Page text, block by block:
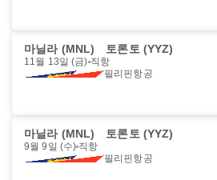
마닐라 (MNL) 토론토 (YYZ)
11월 13일 (금) 직항
필리핀항공
마닐라 (MNL) 토론토 (YYZ)
9월 9일 (수) 직항
필리핀항공